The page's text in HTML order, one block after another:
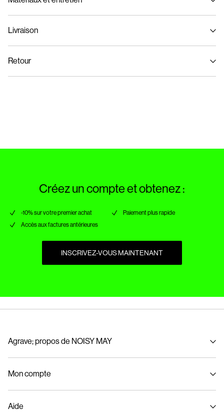
Livraison
Retour
Créez un compte et obtenez :
-10% sur votre premier achat
Paiement plus rapide
Accès aux factures antérieures
INSCRIVEZ-VOUS MAINTENANT
Agrave; propos de NOISY MAY
Developpement durable
Mon compte
Suivi de commande
Aide